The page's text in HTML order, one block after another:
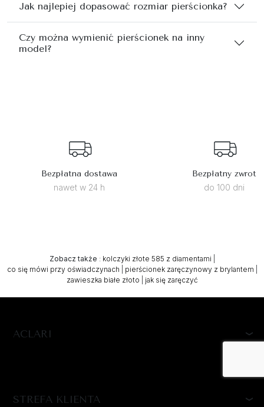
Jak najlepiej dopasować rozmiar pierścionka?
Czy można wymienić pierścionek na inny
model?
Bezpłatna dostawa
nawet w 24 h
Bezpłatny zwrot
do 100 dni
Zobacz także : kolczyki złote 585 z diamentami
co się mówi przy oświadczynach
pierścionek zaręczynowy z brylantem
zawieszka białe złoto
jak się zaręczyć
ACLARI
STREFA KLIENTA